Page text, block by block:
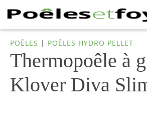
POÊLES | POÊLES HYDRO PELLET
Thermopoêle à
Klover Diva